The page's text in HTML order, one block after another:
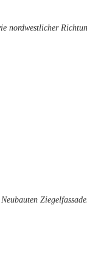
nordwestlicher